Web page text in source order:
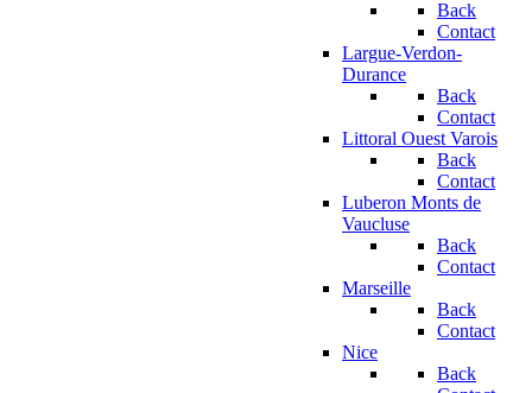
Back
Contact
Largue-Verdon-
Durance
Back
Contact
Littoral Ouest Varois
Back
Contact
Luberon Monts de
Vaucluse
Back
Contact
Marseille
Back
Contact
Nice
Back